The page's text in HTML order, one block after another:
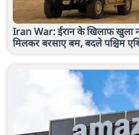
Iran War: ईरान के खिलाफ खुला
मिलकर बरसाए बम, बदले पश्चिम